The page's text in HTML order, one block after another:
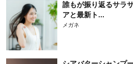
誰もが振り返るサラ
アと最新ト...
メガネ